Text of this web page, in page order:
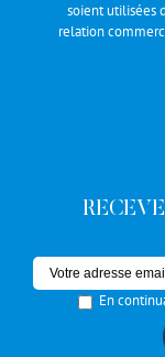
soient utilisées
relation
En